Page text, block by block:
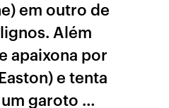
em outro de
Além
apaixona por
e tenta
garoto …